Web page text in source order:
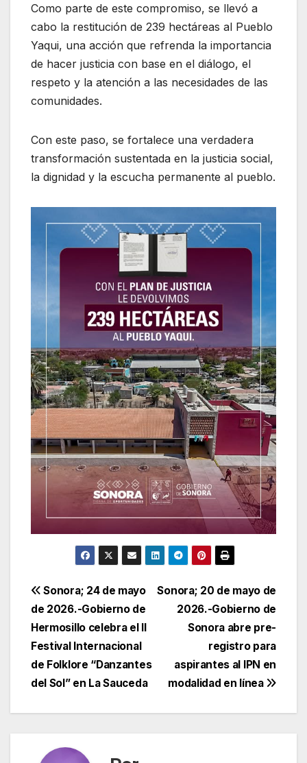
Como parte de este compromiso, se llevó a
cabo la restitución de 239 hectáreas al Pueblo
Yaqui, una acción que refrenda la importancia
de hacer justicia con base en el diálogo, el
respeto y la atención a las necesidades de las
comunidades.
Con este paso, se fortalece una verdadera
transformación sustentada en la justicia social,
la dignidad y la escucha permanente al pueblo.
Navegación
de
entradas
Sonora; 20 de mayo de
2026.-Gobierno de
Sonora abre pre-
registro para
aspirantes al IPN en
modalidad en línea
Sonora; 24 de mayo
de 2026.-Gobierno de
Hermosillo celebra el II
Festival Internacional
de Folklore “Danzantes
del Sol” en La Sauceda